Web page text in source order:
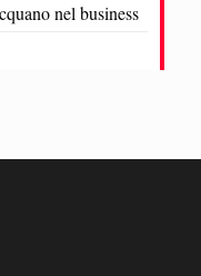
nel business